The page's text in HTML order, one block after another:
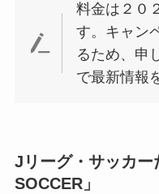
料金は２０
す。キャン
るため、申
で最新情報
Jリーグ・サッカー
SOCCER」